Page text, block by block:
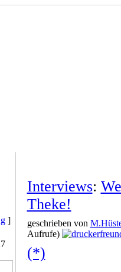
]
Interviews:
Theke!
geschrieben von
Aufrufe)
(*)